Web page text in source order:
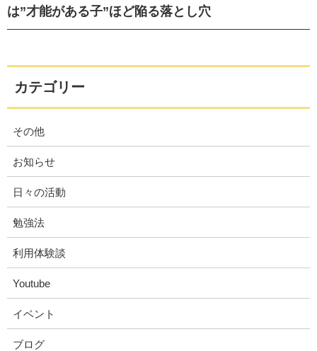
は”才能がある子”ほど陥る落とし穴
カテゴリー
その他
お知らせ
日々の活動
勉強法
利用体験談
Youtube
イベント
ブログ